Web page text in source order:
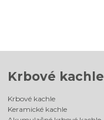
Krbové kachle
Krbové kachle
Keramické kachle